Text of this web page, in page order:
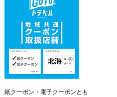
紙クーポン・電子クーポンとも